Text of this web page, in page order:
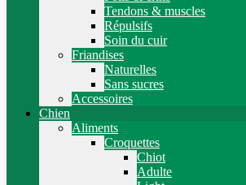
Tendons & muscles
Répulsifs
Soin du cuir
Friandises
Naturelles
Sans sucres
Accessoires
Chien
Aliments
Croquettes
Chiot
Adulte